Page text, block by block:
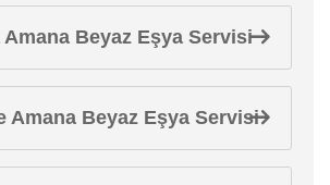
Beyaz Eşya Servisi
Amana Beyaz Eşya Servisi